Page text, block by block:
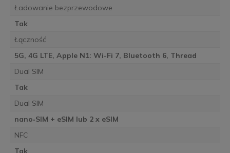
Ładowanie bezprzewodowe
Tak
Łączność
5G, 4G LTE, Apple N1: Wi-Fi 7, Bluetooth 6, Thread
Dual SIM
Tak
Dual SIM
nano‑SIM + eSIM lub 2 x eSIM
NFC
Tak